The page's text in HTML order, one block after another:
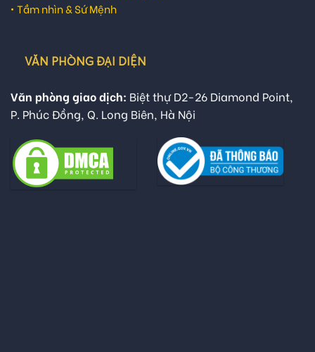
• Tầm nhìn & Sứ Mệnh
VĂN PHÒNG ĐẠI DIỆN
Văn phòng giao dịch: Biệt thự D2-26 Diamond Point,
P. Phúc Đồng, Q. Long Biên, Hà Nội